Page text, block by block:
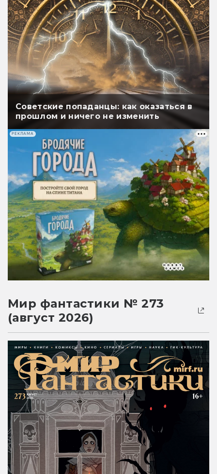
Советские попаданцы: как оказаться в
прошлом и ничего не изменить
РЕКЛАМА
Мир фантастики № 273
(август 2026)